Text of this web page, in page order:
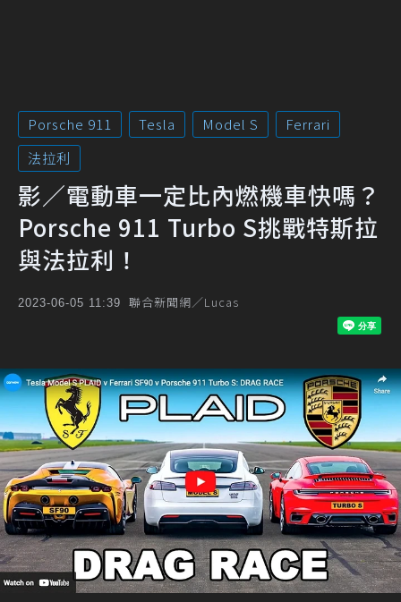
Porsche 911 Tesla Model S
Ferrari
法拉利
影／電動車一定比內燃機車快嗎？
Porsche 911 Turbo S挑戰特斯拉
與法拉利！
2023-06-05 11:39 聯合新聞網／Lucas